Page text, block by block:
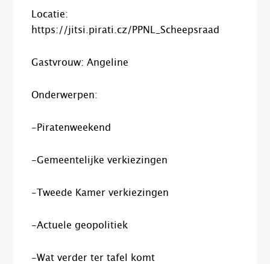
Locatie:
https://jitsi.pirati.cz/PPNL_Scheepsraad
Gastvrouw: Angeline
Onderwerpen:
-Piratenweekend
-Gemeentelijke verkiezingen
-Tweede Kamer verkiezingen
-Actuele geopolitiek
-Wat verder ter tafel komt